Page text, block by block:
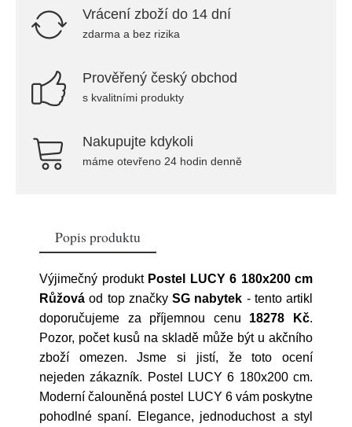
Vrácení zboží do 14 dní
zdarma a bez rizika
Prověřený český obchod
s kvalitními produkty
Nakupujte kdykoli
máme otevřeno 24 hodin denně
Popis produktu
Výjimečný produkt Postel LUCY 6 180x200 cm
Růžová od top značky SG nabytek - tento artikl
doporučujeme za příjemnou cenu 18278 Kč.
Pozor, počet kusů na skladě může být u akčního
zboží omezen. Jsme si jistí, že toto ocení
nejeden zákazník. Postel LUCY 6 180x200 cm.
Moderní čalouněná postel LUCY 6 vám poskytne
pohodlné spaní. Elegance, jednoduchost a styl